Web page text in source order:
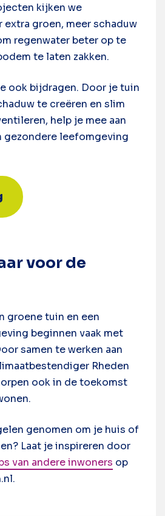
kijken we
extra groen, meer schaduw
regenwater beter op te
te laten zakken.
ook bijdragen. Door je tuin
te creëren en slim
help je mee aan
gezondere leefomgeving
voor de
groene tuin en een
beginnen vaak met
samen te werken aan
Rheden
ook in de toekomst
genomen om je huis of
Laat je inspireren door
van andere inwoners op